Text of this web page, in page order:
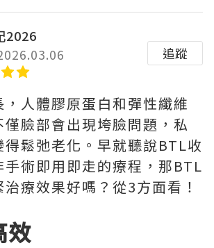
2026
追蹤
人體膠原蛋白和彈性纖維
臉部會出現垮臉問題，私
得鬆弛老化。早就聽說BTL收
手術即用即走的療程，那BTL
療效果好嗎？從3方面看！
效